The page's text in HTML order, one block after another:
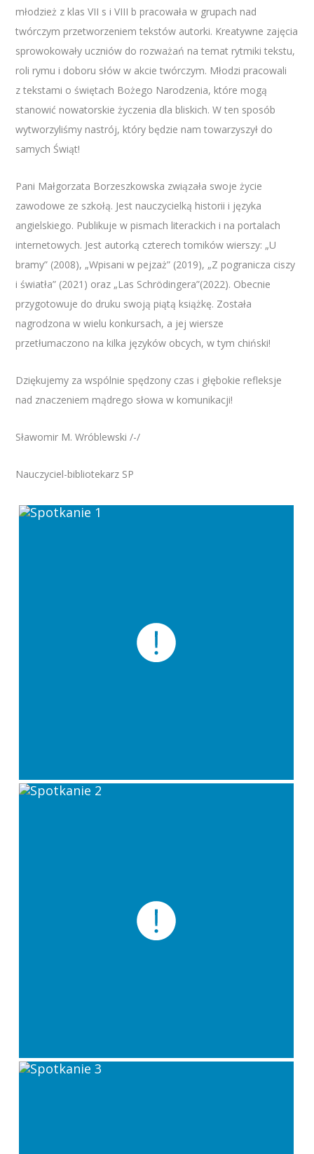
młodzież z klas VII s i VIII b pracowała w grupach nad
twórczym przetworzeniem tekstów autorki. Kreatywne zajęcia
sprowokowały uczniów do rozważań na temat rytmiki tekstu,
roli rymu i doboru słów w akcie twórczym. Młodzi pracowali
z tekstami o świętach Bożego Narodzenia, które mogą
stanowić nowatorskie życzenia dla bliskich. W ten sposób
wytworzyliśmy nastrój, który będzie nam towarzyszył do
samych Świąt!
Pani Małgorzata Borzeszkowska związała swoje życie
zawodowe ze szkołą. Jest nauczycielką historii i języka
angielskiego. Publikuje w pismach literackich i na portalach
internetowych. Jest autorką czterech tomików wierszy: „U
bramy” (2008), „Wpisani w pejzaż” (2019), „Z pogranicza ciszy
i światła” (2021) oraz „Las Schrödingera”(2022). Obecnie
przygotowuje do druku swoją piątą książkę. Została
nagrodzona w wielu konkursach, a jej wiersze
przetłumaczono na kilka języków obcych, w tym chiński!
Dziękujemy za wspólnie spędzony czas i głębokie refleksje
nad znaczeniem mądrego słowa w komunikacji!
Sławomir M. Wróblewski /-/
Nauczyciel-bibliotekarz SP